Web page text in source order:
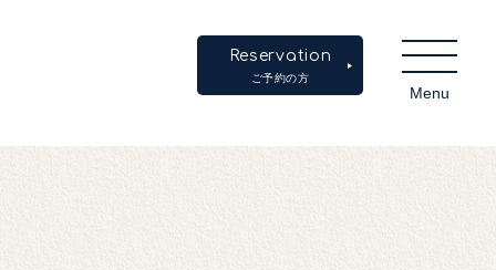
Reservation
ご予約の方